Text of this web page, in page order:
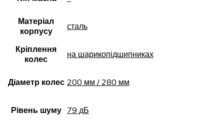
Матеріал
корпусу
сталь
Кріплення
колес
на шарикопідшипниках
Діаметр колес 200 мм / 280 мм
Рівень шуму 79 дБ